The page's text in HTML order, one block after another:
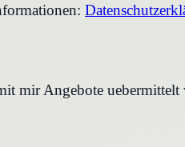
mir Angebote uebermittelt